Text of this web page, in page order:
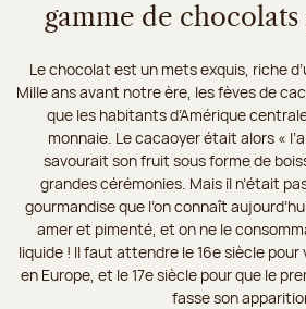
gamme de
Le chocolat est un mets exquis, riche
Mille ans avant notre ère, les fèves de
que les habitants d’Amérique
monnaie. Le cacaoyer était alors «
savourait son fruit sous forme de
grandes cérémonies. Mais il n’était
gourmandise que l’on connaît
amer et pimenté, et on ne le
liquide ! Il faut attendre le 16e siècle
en Europe, et le 17e siècle pour que le
fasse son